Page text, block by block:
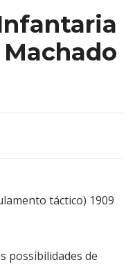
táctico) 1909
possibilidades de